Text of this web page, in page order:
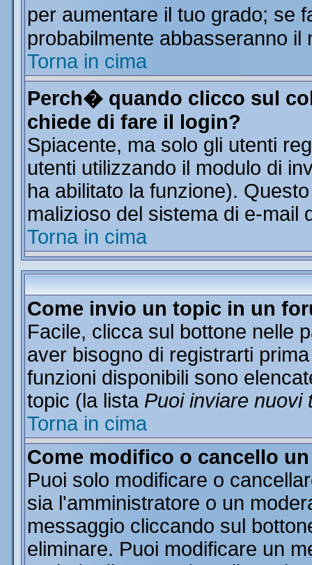
per aumentare il tuo grado; se
probabilmente abbasseranno il
Torna in cima
Perch� quando clicco sul
chiede di fare il login?
Spiacente, ma solo gli utenti
utenti utilizzando il modulo di
ha abilitato la funzione).
malizioso del sistema di e-mail
Torna in cima
Come invio un topic in un
Facile, clicca sul bottone nelle
aver bisogno di registrarti
funzioni disponibili sono
topic (la lista Puoi inviare nuovi
Torna in cima
Come modifico o cancello
Puoi solo modificare o
sia l'amministratore o un
messaggio cliccando sul
eliminare. Puoi modificare un